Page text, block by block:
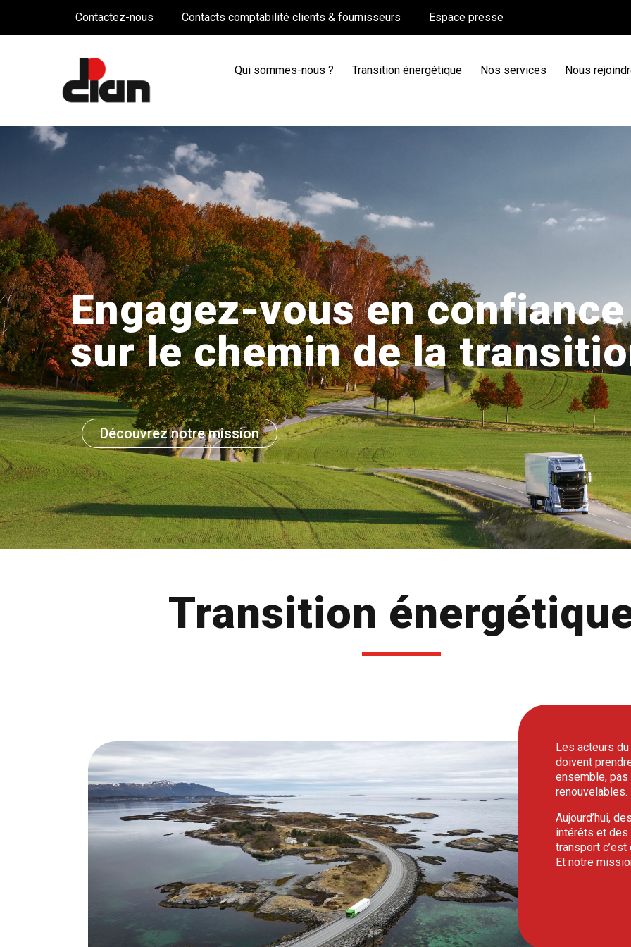
Contactez-nous Contacts comptabilité clients & fournisseurs Espace presse
Qui sommes-nous ? Transition énergétique Nos services Nous
Engagez-vous en confiance
sur le chemin de la
Découvrez notre mission
Transition
Les acteurs
doivent
ensemble,
renouvelables.
Aujourd’hui,
intérêts et des
transport
Et notre